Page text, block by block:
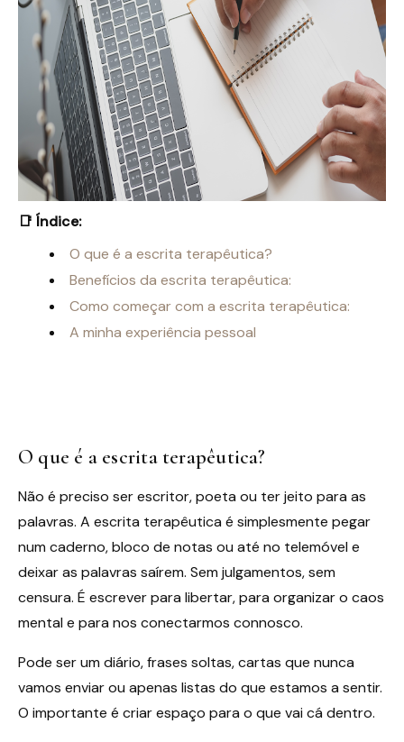
📑 Índice:
O que é a escrita terapêutica?
Benefícios da escrita terapêutica:
Como começar com a escrita terapêutica:
A minha experiência pessoal
O que é a escrita terapêutica?
Não é preciso ser escritor, poeta ou ter jeito para as
palavras. A escrita terapêutica é simplesmente pegar
num caderno, bloco de notas ou até no telemóvel e
deixar as palavras saírem. Sem julgamentos, sem
censura. É escrever para libertar, para organizar o caos
mental e para nos conectarmos connosco.
Pode ser um diário, frases soltas, cartas que nunca
vamos enviar ou apenas listas do que estamos a sentir.
O importante é criar espaço para o que vai cá dentro.